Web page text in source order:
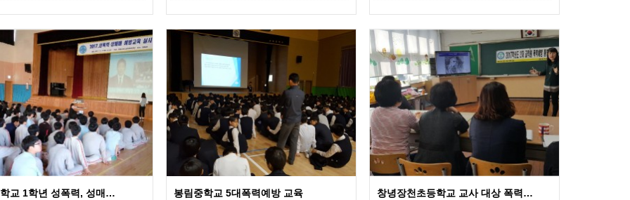
교 1학년 성폭력, 성매… 봉림중학교 5대폭력예방 교육 창녕장천초등학교 교사 대상 폭력…